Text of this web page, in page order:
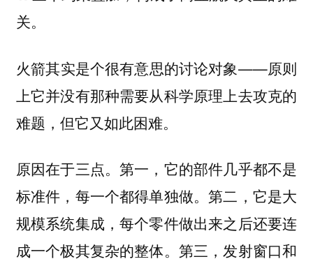
关。
火箭其实是个很有意思的讨论对象——原则
上它并没有那种需要从科学原理上去攻克的
难题，但它又如此困难。
原因在于三点。第一，它的部件几乎都不是
标准件，每一个都得单独做。第二，它是大
规模系统集成，每个零件做出来之后还要连
成一个极其复杂的整体。第三，发射窗口和